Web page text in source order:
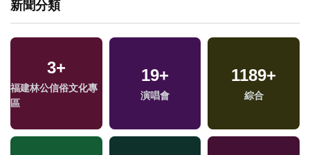
新聞分類
3+
福建林公信俗文化專
區
19+
演唱會
1189+
綜合